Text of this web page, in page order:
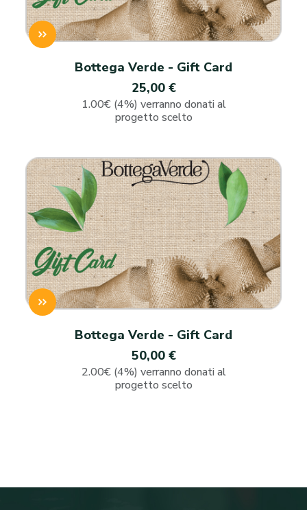
Bottega Verde - Gift Card
25,00 €
1.00€ (4%) verranno donati al
progetto scelto
Bottega Verde - Gift Card
50,00 €
2.00€ (4%) verranno donati al
progetto scelto